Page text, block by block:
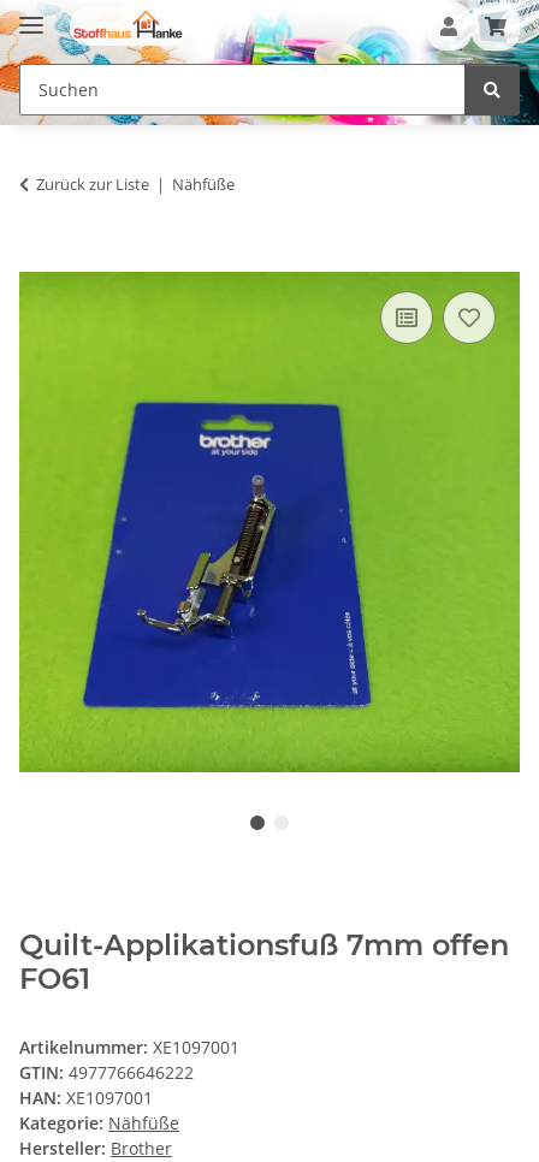
Zurück zur Liste Nähfüße
Quilt-Applikationsfuß 7mm offen
FO61
Artikelnummer: XE1097001
GTIN: 4977766646222
HAN: XE1097001
Kategorie: Nähfüße
Hersteller: Brother